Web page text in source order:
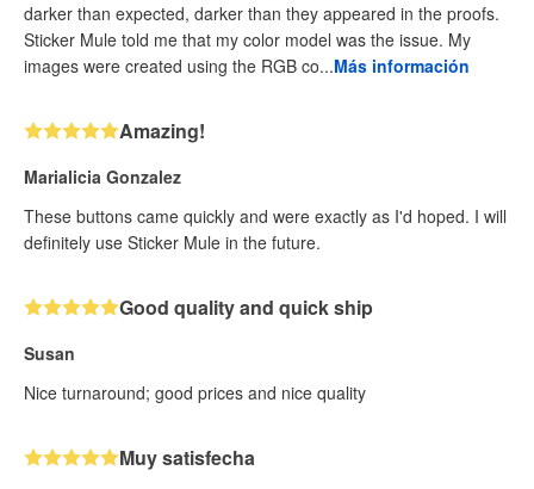
darker than expected, darker than they appeared in the proofs.
Sticker Mule told me that my color model was the issue. My
images were created using the RGB co...Más información
Amazing!
Marialicia Gonzalez
These buttons came quickly and were exactly as I'd hoped. I will
definitely use Sticker Mule in the future.
Good quality and quick ship
Susan
Nice turnaround; good prices and nice quality
Muy satisfecha